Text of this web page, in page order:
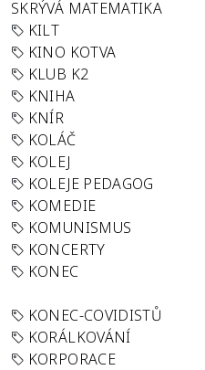
SKRÝVÁ MATEMATIKA
KILT
KINO KOTVA
KLUB K2
KNIHA
KNÍR
KOLÁČ
KOLEJ
KOLEJE PEDAGOG
KOMEDIE
KOMUNISMUS
KONCERTY
KONEC
KONEC-COVIDISTŮ
KORÁLKOVÁNÍ
KORPORACE